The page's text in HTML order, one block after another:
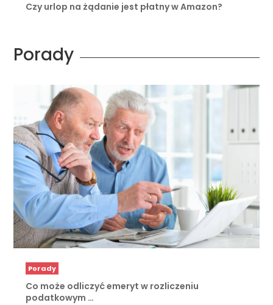
Czy urlop na żądanie jest płatny w Amazon?
Porady
Porady
Co może odliczyć emeryt w rozliczeniu
podatkowym …